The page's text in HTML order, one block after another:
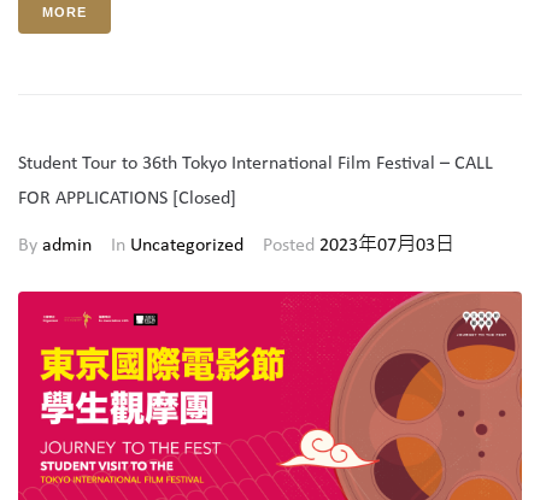
MORE
Student Tour to 36th Tokyo International Film Festival – CALL
FOR APPLICATIONS [Closed]
By admin In Uncategorized Posted 2023年07月03日